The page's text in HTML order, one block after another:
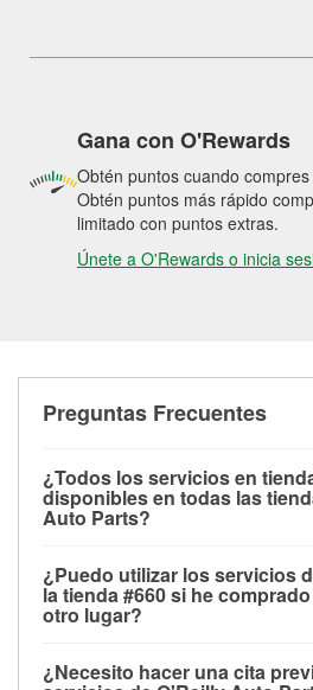
Gana con O'Rewards
Obtén puntos cuando
Obtén puntos más rápido
limitado con puntos extras.
Únete a O'Rewards o inicia
Preguntas Frecuentes
¿Todos los servicios en
disponibles en todas las
Auto Parts?
las pruebas de batería, pruebas
motor de arranque, revisión de
con O'Reilly VeriScan® e
limpiaparabrisas o bombillas,
¿Puedo utilizar los servicios
la tienda #660 si he
otro lugar?
de O'Reilly Auto Parts que
¿Necesito hacer una cita